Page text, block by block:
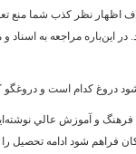
شماره ‌٦٧ و کلاسه ‌٨٩ /‌٧٦ /‌١٠٣ ابلاغ شده که بر خلاف
اين‌باره مراجعه به اسناد
دروغ کدام است و
معين وزير وقت فرهنگ و آموزش
فراهم شود ادامه تحصيل